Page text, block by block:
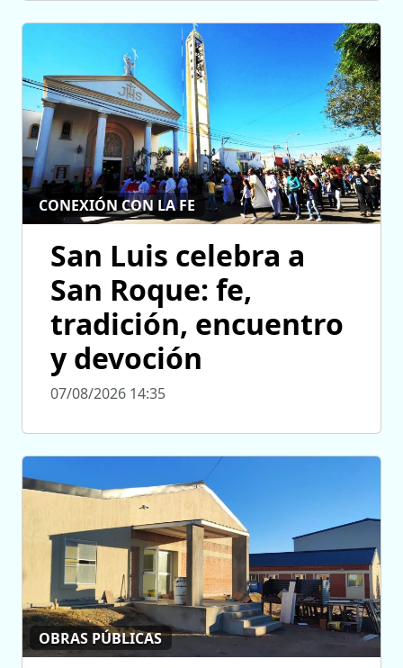
CONEXIÓN CON LA FE
San Luis celebra a
San Roque: fe,
tradición, encuentro
y devoción
07/08/2026 14:35
OBRAS PÚBLICAS